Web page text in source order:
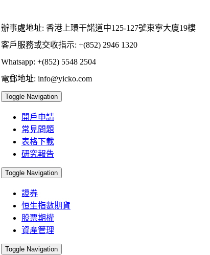
辦事處地址: 香港上環干諾道中125-127號東寧大廈19樓
客戶服務或交收指示: +(852) 2946 1320
Whatsapp: +(852) 5548 2504
電郵地址: info@yicko.com
Toggle Navigation
開戶申請
常見問題
表格下載
研究報告
Toggle Navigation
證券
恒生指數期貨
股票期權
資產管理
Toggle Navigation